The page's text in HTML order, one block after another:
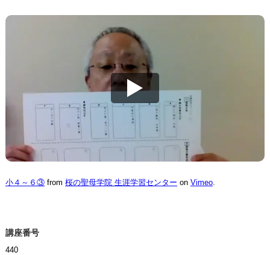
小４～６③from 桜の聖母学院 生涯学習センター on Vimeo.
講座番号
440